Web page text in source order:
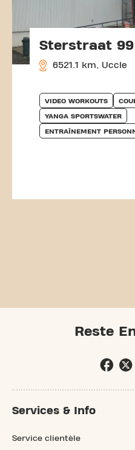
Sterstraat 99
6521.1 km, Uccle
VIDEO WORKOUTS
YANGA SPORTSWATER
ENTRAÎNEMENT
Reste
Services & Info
Service clientèle